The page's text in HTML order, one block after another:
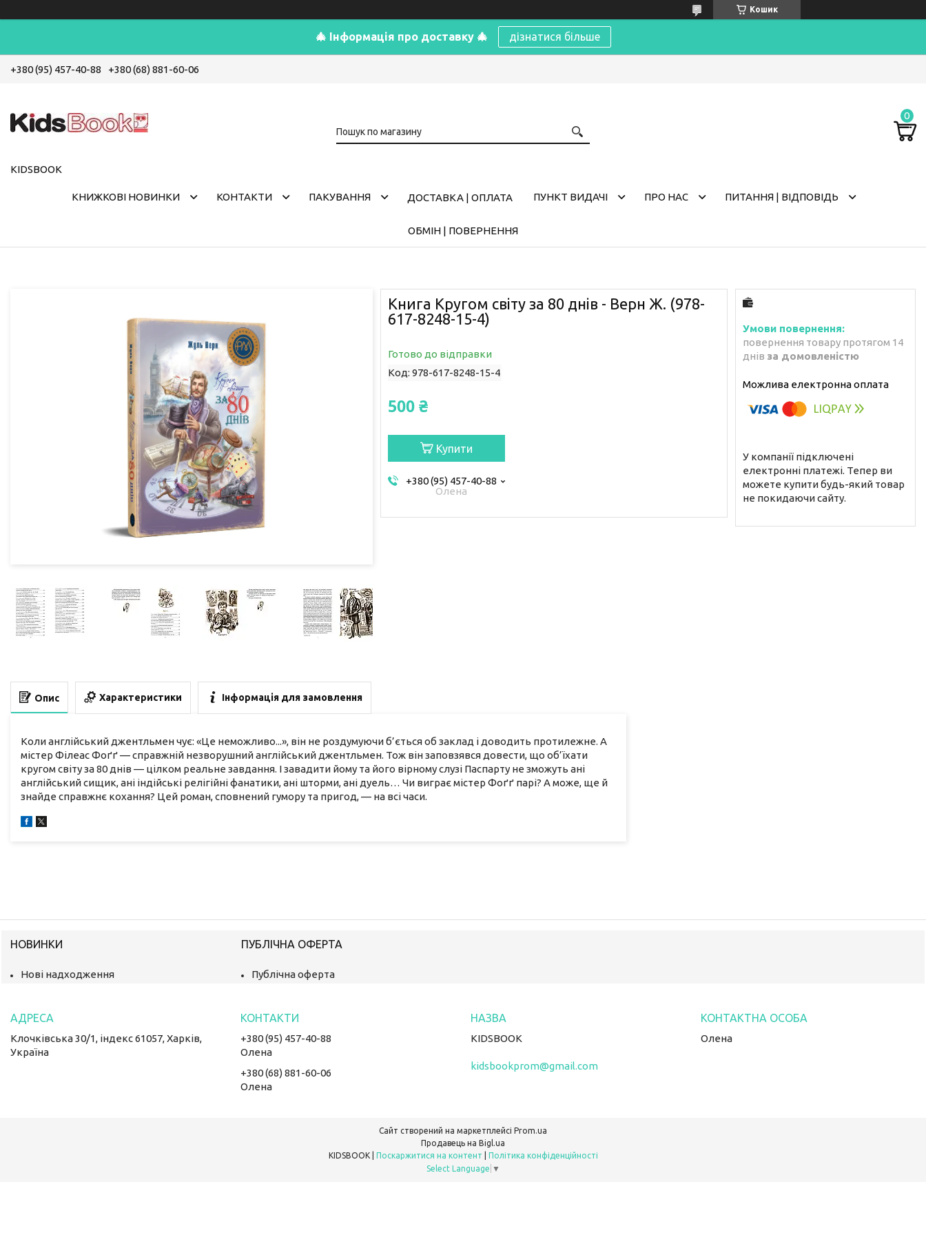
Кошик
🎄 Інформація про доставку 🎄 дізнатися більше
+380 (95) 457-40-88 +380 (68) 881-60-06
KIDSBOOK
КНИЖКОВІ НОВИНКИ КОНТАКТИ ПАКУВАННЯ ДОСТАВКА | ОПЛАТА ПУНКТ ВИДАЧІ ПРО НАС ПИТАННЯ | ВІДПОВІДЬ
ОБМІН | ПОВЕРНЕННЯ
Книга Кругом світу за 80 днів - Верн Ж. (978-
617-8248-15-4)
Готово до відправки
Код: 978-617-8248-15-4
500 ₴
Купити
+380 (95) 457-40-88
Олена
повернення товару протягом 14
днів за домовленістю
У компанії підключені
електронні платежі. Тепер ви
можете купити будь-який товар
не покидаючи сайту.
Опис Характеристики Інформація для замовлення
Коли англійський джентльмен чує: «Це неможливо...», він не роздумуючи б’ється об заклад і доводить протилежне. А
містер Філеас Фоґґ — справжній незворушний англійський джентльмен. Тож він заповзявся довести, що об’їхати
кругом світу за 80 днів — цілком реальне завдання. І завадити йому та його вірному слузі Паспарту не зможуть ані
англійський сищик, ані індійські релігійні фанатики, ані шторми, ані дуель… Чи виграє містер Фоґґ парі? А може, ще й
знайде справжнє кохання? Цей роман, сповнений гумору та пригод, — на всі часи.
НОВИНКИ
Нові надходження
ПУБЛІЧНА ОФЕРТА
Публічна оферта
Клочківська 30/1, індекс 61057, Харків,
Україна
+380 (95) 457-40-88
Олена
+380 (68) 881-60-06
Олена
KIDSBOOK
kidsbookprom@gmail.com
Олена
Сайт створений на маркетплейсі Prom.ua
Продавець на Bigl.ua
Поскаржитися на контент
Політика конфіденційності
Select Language ▼